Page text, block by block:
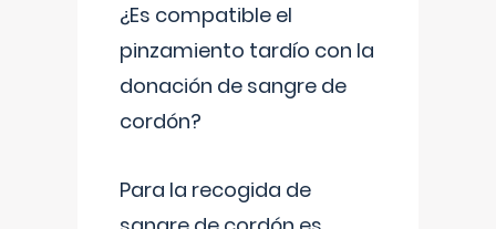
¿Es compatible el
pinzamiento tardío con la
donación de sangre de
cordón?
Para la recogida de